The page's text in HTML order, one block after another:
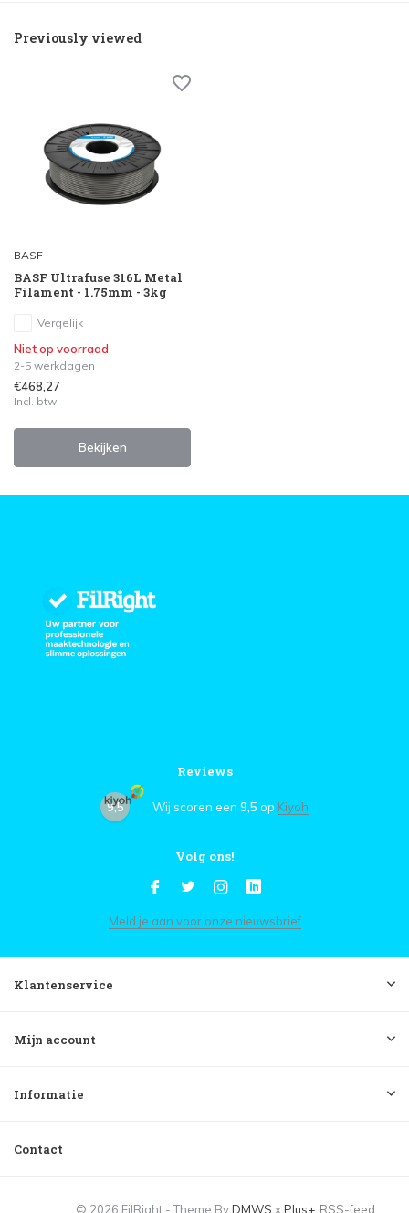
Previously viewed
BASF
BASF Ultrafuse 316L Metal
Filament - 1.75mm - 3kg
Vergelijk
Niet op voorraad
2-5 werkdagen
€468,27
Incl. btw
Bekijken
Reviews
9,5 Wij scoren een 9,5 op Kiyoh
Volg ons!
Meld je aan voor onze nieuwsbrief
Klantenservice
Mijn account
Informatie
Contact
© 2026 FilRight - Theme ByDMWS xPlus+ RSS-feed